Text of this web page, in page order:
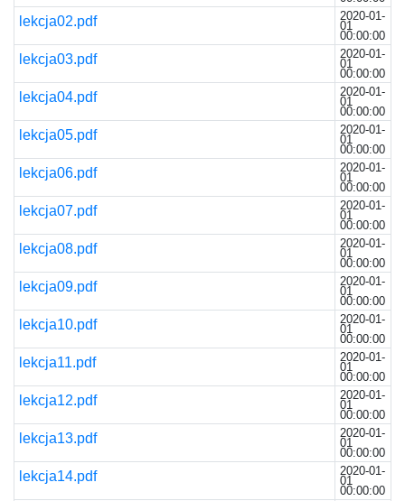
lekcja02.pdf 2020-01-
01
00:00:00
lekcja03.pdf 2020-01-
01
00:00:00
lekcja04.pdf 2020-01-
01
00:00:00
lekcja05.pdf 2020-01-
01
00:00:00
lekcja06.pdf 2020-01-
01
00:00:00
lekcja07.pdf 2020-01-
01
00:00:00
lekcja08.pdf 2020-01-
01
00:00:00
lekcja09.pdf 2020-01-
01
00:00:00
lekcja10.pdf 2020-01-
01
00:00:00
lekcja11.pdf 2020-01-
01
00:00:00
lekcja12.pdf 2020-01-
01
00:00:00
lekcja13.pdf 2020-01-
01
00:00:00
lekcja14.pdf 2020-01-
01
00:00:00